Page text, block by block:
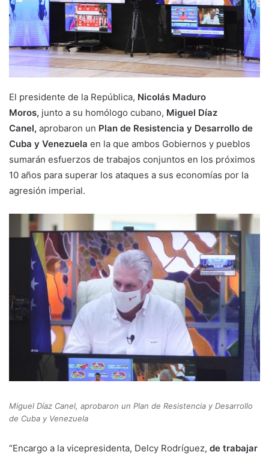
El presidente de la República, Nicolás Maduro
Moros, junto a su homólogo cubano, Miguel Díaz
Canel, aprobaron un Plan de Resistencia y Desarrollo de
Cuba y Venezuela en la que ambos Gobiernos y pueblos
sumarán esfuerzos de trabajos conjuntos en los próximos
10 años para superar los ataques a sus economías por la
agresión imperial.
Miguel Díaz Canel, aprobaron un Plan de Resistencia y Desarrollo
de Cuba y Venezuela
“Encargo a la vicepresidenta, Delcy Rodríguez, de trabajar